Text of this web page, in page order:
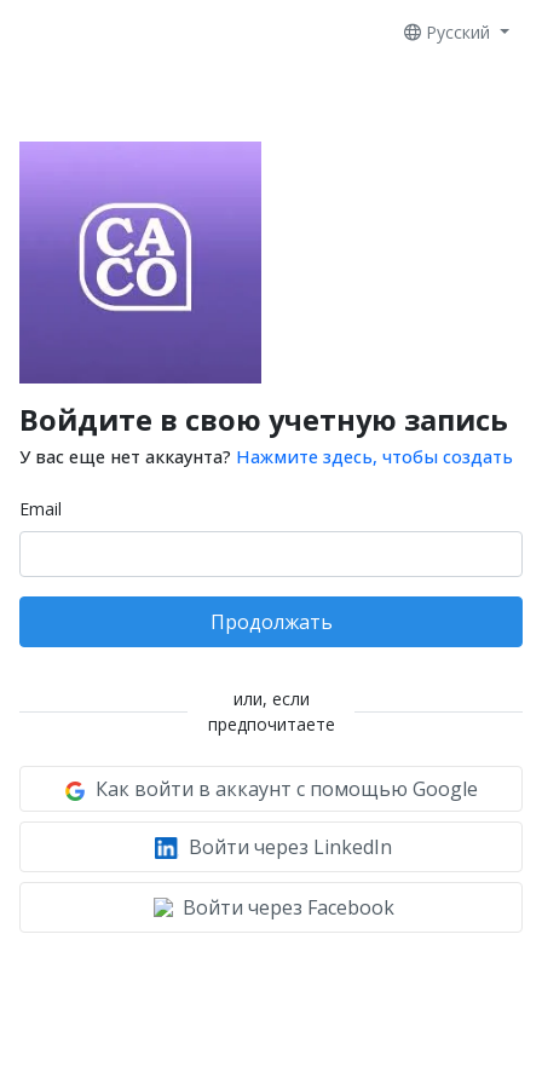
Русский
Войдите в свою учетную запись
У вас еще нет аккаунта? Нажмите здесь, чтобы создать
Email
Продолжать
или, если
предпочитаете
Как войти в аккаунт с помощью Google
Войти через LinkedIn
Войти через Facebook